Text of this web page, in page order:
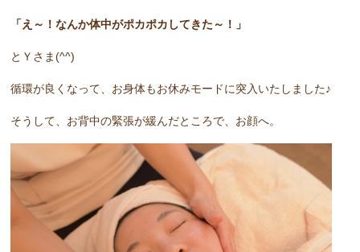
「え～！なんか体中がポカポカしてきた～！」
とＹさま(^^)
循環が良くなって、お身体もお休みモードに突入いたしました♪
そうして、お背中の緊張が緩んだところで、お顔へ。